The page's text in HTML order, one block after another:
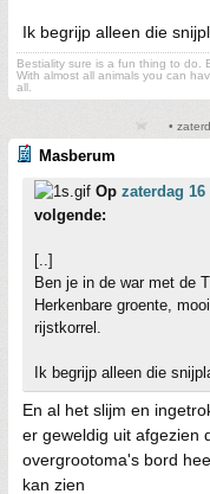
Ik begrijp alleen die
Bestiality sure is a fun thing to do.
With almost all animals you can
all.
•
Masberum
Op zaterdag 16
volgende:
[..]
Ben je in de war met de
Herkenbare groente,
rijstkorrel.
Ik begrijp alleen die
En al het slijm en
er geweldig uit afgezien
overgrootoma's bord
kan zien